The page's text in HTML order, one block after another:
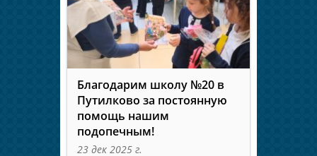
Благодарим школу №20 в
Путилково за постоянную
помощь нашим
подопечным!
23 дек 2025 г.